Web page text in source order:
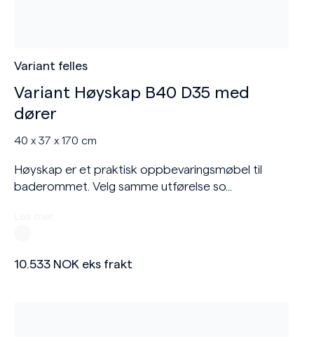
Variant felles
Variant Høyskap B40 D35 med
dører
40 x 37 x 170 cm
Høyskap er et praktisk oppbevaringsmøbel til
baderommet. Velg samme utførelse so...
10.533 NOK eks frakt